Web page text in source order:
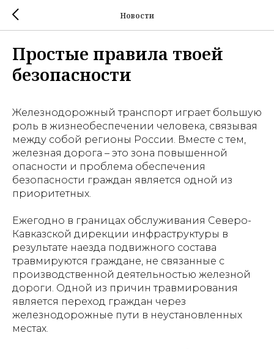
Новости
Простые правила твоей
безопасности
Железнодорожный транспорт играет большую
роль в жизнеобеспечении человека, связывая
между собой регионы России. Вместе с тем,
железная дорога – это зона повышенной
опасности и проблема обеспечения
безопасности граждан является одной из
приоритетных.
Ежегодно в границах обслуживания Северо-
Кавказской дирекции инфраструктуры в
результате наезда подвижного состава
травмируются граждане, не связанные с
производственной деятельностью железной
дороги. Одной из причин травмирования
является переход граждан через
железнодорожные пути в неустановленных
местах.